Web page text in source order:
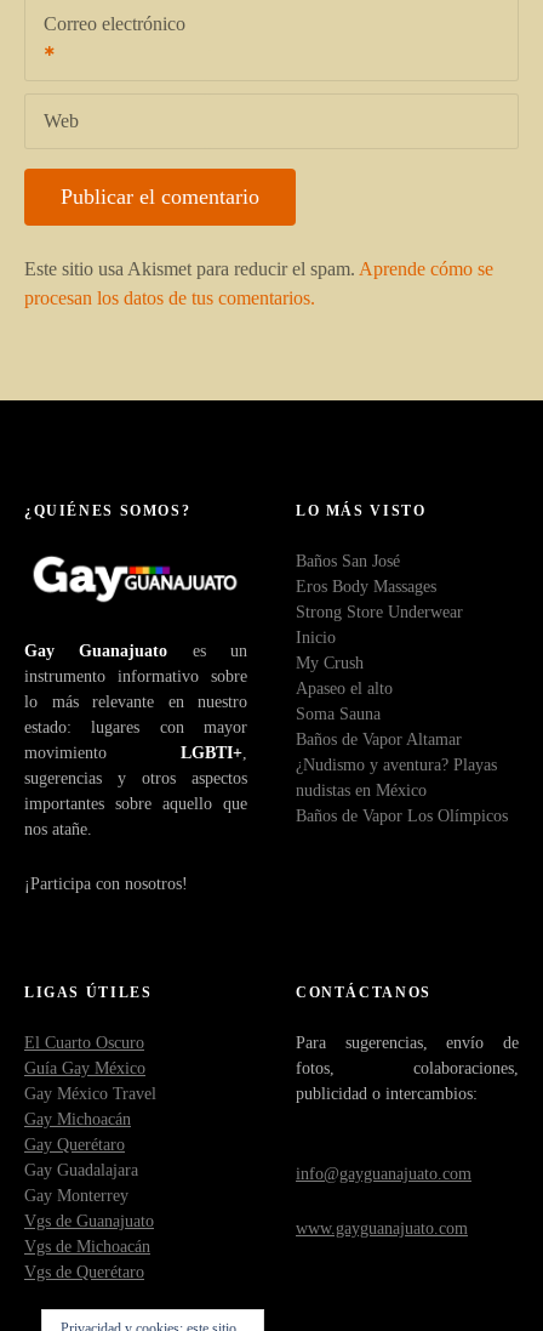
Correo electrónico
Web
Este sitio usa Akismet para reducir el spam. Aprende cómo se
procesan los datos de tus comentarios.
¿QUIÉNES SOMOS?
Gay Guanajuato es un
instrumento informativo sobre
lo más relevante en nuestro
estado: lugares con mayor
movimiento LGBTI+
sugerencias y otros aspectos
importantes sobre aquello que
nos atañe.
¡Participa con nosotros!
LO MÁS VISTO
Baños San José
Eros Body Massages
Strong Store Underwear
Inicio
My Crush
Apaseo el alto
Soma Sauna
Baños de Vapor Altamar
¿Nudismo y aventura? Playas
nudistas en México
Baños de Vapor Los Olímpicos
LIGAS ÚTILES
El Cuarto Oscuro
Guía Gay México
Gay México Travel
Gay Michoacán
Gay Querétaro
Gay Guadalajara
Gay Monterrey
Vgs de Guanajuato
Vgs de Michoacán
Vgs de Querétaro
CONTÁCTANOS
Para sugerencias, envío de
fotos, colaboraciones,
publicidad o intercambios:
info@gayguanajuato.com
www.gayguanajuato.com